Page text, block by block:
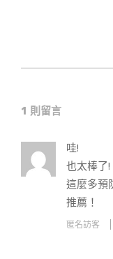
18
1 則留言
哇!
也太棒了!
這麼多預
推薦！
匿名訪客